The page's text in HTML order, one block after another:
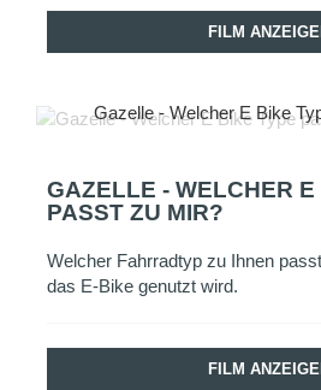
FILM
Gazelle - Welcher E Bike
GAZELLE - WELCHER
PASST ZU MIR?
Welcher Fahrradtyp zu Ihnen
das E-Bike genutzt wird.
FILM